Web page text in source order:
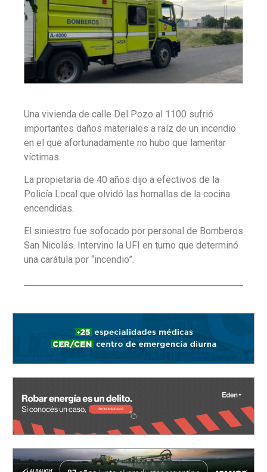
Una vivienda de calle Del Pozo al 1100 sufrió
importantes daños materiales a raíz de un incendio
en el que afortunadamente no hubo que lamentar
víctimas.
La propietaria de 40 años dijo a efectivos de la
Policía Local que olvidó las hornallas de la cocina
encendidas.
El siniestro fue sofocado por personal de Bomberos
San Nicolás. Intervino la UFI en turno que determinó
una carátula por “incendio”.